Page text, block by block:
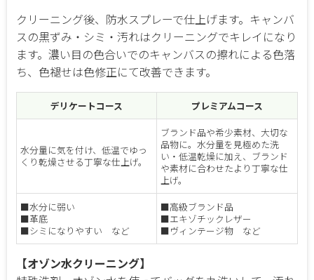
クリーニング後、防水スプレーで仕上げます。キャンバ
スの黒ずみ・シミ・汚れはクリーニングでキレイになり
ます。濃い目の色合いでのキャンバスの擦れによる色落
ち、色褪せは色修正にて改善できます。
デリケートコース プレミアムコース
水分量に気を付け、低温でゆっ
くり乾燥させる丁寧な仕上げ。
ブランド品や希少素材、大切な
品物に。水分量を見極めた洗
い・低温乾燥に加え、ブランド
や素材に合わせたより丁寧な仕
上げ。
■水分に弱い
■革底
■シミになりやすい など
■高級ブランド品
■エキゾチックレザー
■ヴィンテージ物 など
【オゾン水クリーニング】